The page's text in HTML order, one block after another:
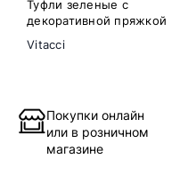
Туфли зеленые с
декоративной пряжкой
Vitacci
Покупки онлайн
или в розничном
магазине